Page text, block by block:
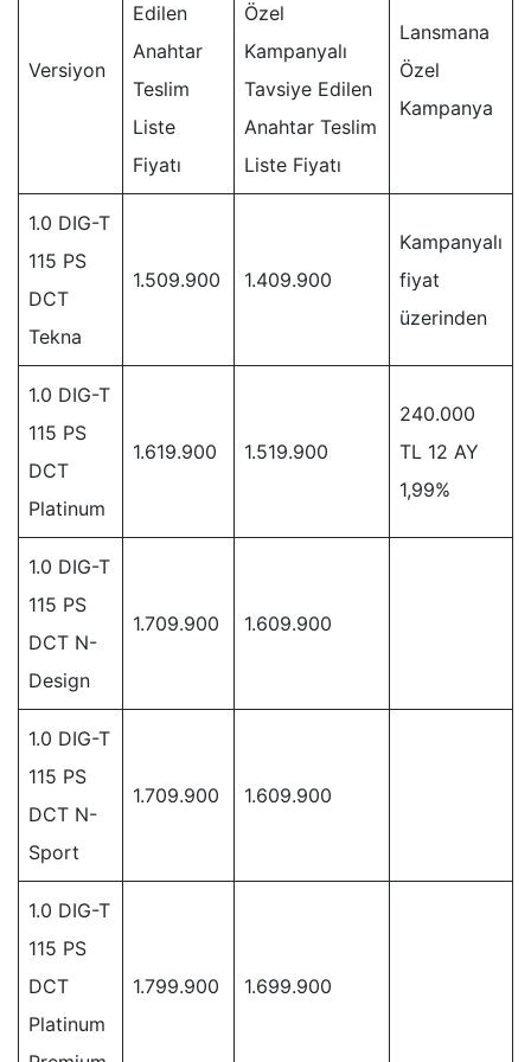
Versiyon
Edilen
Anahtar
Teslim
Liste
Fiyatı
Özel
Kampanyalı
Tavsiye Edilen
Anahtar Teslim
Liste Fiyatı
Lansmana
Özel
Kampanya
1.0 DIG-T
115 PS
DCT
Tekna
1.509.900 1.409.900
Kampanyalı
fiyat
üzerinden
1.0 DIG-T
115 PS
DCT
Platinum
1.619.900 1.519.900
240.000
TL 12 AY
1,99%
1.0 DIG-T
115 PS
DCT N-
Design
1.709.900 1.609.900
1.0 DIG-T
115 PS
DCT N-
Sport
1.709.900 1.609.900
1.0 DIG-T
115 PS
DCT
Platinum
1.799.900 1.699.900